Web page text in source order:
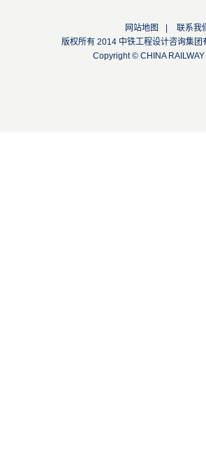
网站地图
联系我
版权所有 2014 中铁工程设计咨询
Copyright © CHINA